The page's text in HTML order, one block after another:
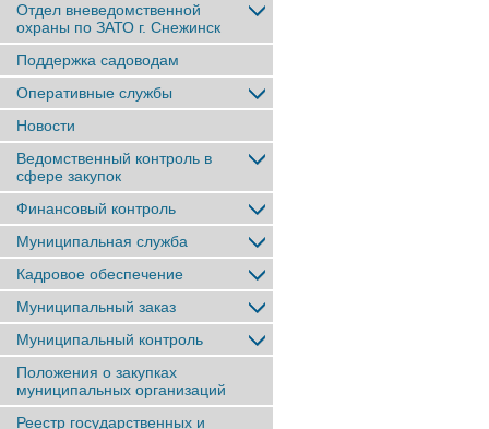
Отдел вневедомственной
охраны по ЗАТО г. Снежинск
Поддержка садоводам
Оперативные службы
Новости
Ведомственный контроль в
сфере закупок
Финансовый контроль
Муниципальная служба
Кадровое обеспечение
Муниципальный заказ
Муниципальный контроль
Положения о закупках
муниципальных организаций
Реестр государственных и